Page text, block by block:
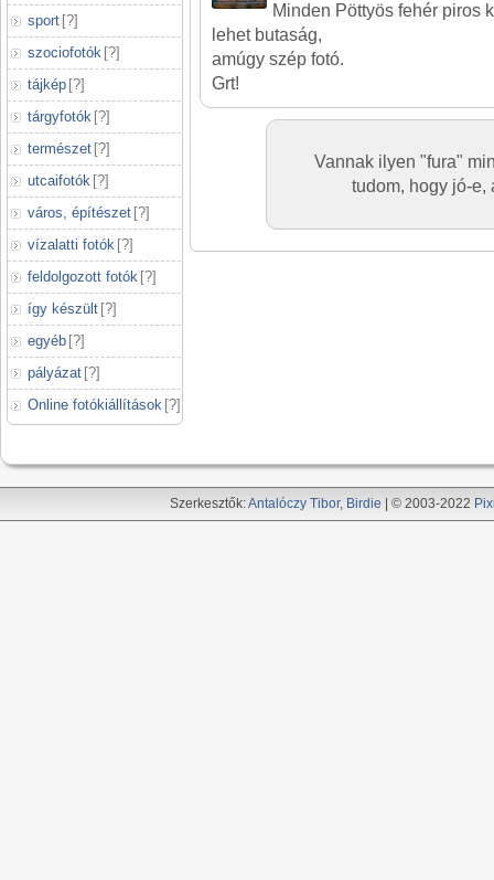
sport [?]
szociofotók [?]
tájkép [?]
tárgyfotók [?]
természet [?]
utcaifotók [?]
város, építészet [?]
vízalatti fotók [?]
feldolgozott fotók [?]
így készült [?]
egyéb [?]
pályázat [?]
Online fotókiállítások [?]
Minden Pöttyös fehér piros
lehet butaság,
amúgy szép fotó.
Grt!
Vannak ilyen "fura"
tudom, hogy jó-e,
Szerkesztők:Antalóczy Tibor, Birdie | © 2003-2022